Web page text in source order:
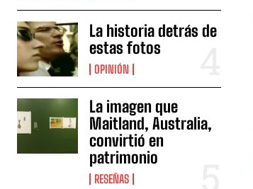
La historia detrás de
estas fotos
OPINIÓN
La imagen que
Maitland, Australia,
convirtió en
patrimonio
RESEÑAS